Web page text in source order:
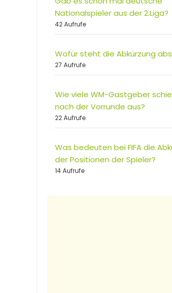
Nationalspieler aus der 2.Liga?
42 Aufrufe
Wofür steht die Abkürzung
27 Aufrufe
Wie viele WM-Gastgeber
nach der Vorrunde aus?
22 Aufrufe
Was bedeuten bei FIFA die
der Positionen der Spieler?
14 Aufrufe